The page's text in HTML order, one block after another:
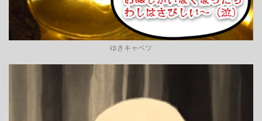
ゆきキャベツ